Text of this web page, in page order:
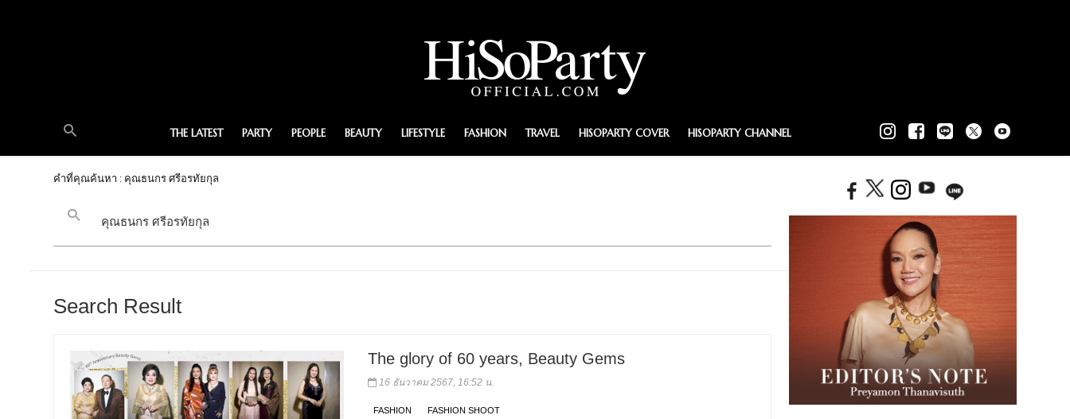
THE LATEST PARTY PEOPLE BEAUTY LIFESTYLE FASHION TRAVEL HISOPARTY COVER HISOPARTY CHANNEL
คำที่คุณค้นหา : คุณธนกร ศรีอรทัยกุล
Search Result
The glory of 60 years, Beauty Gems
16 ธันวาคม 2567, 16:52 น.
FASHION FASHION SHOOT